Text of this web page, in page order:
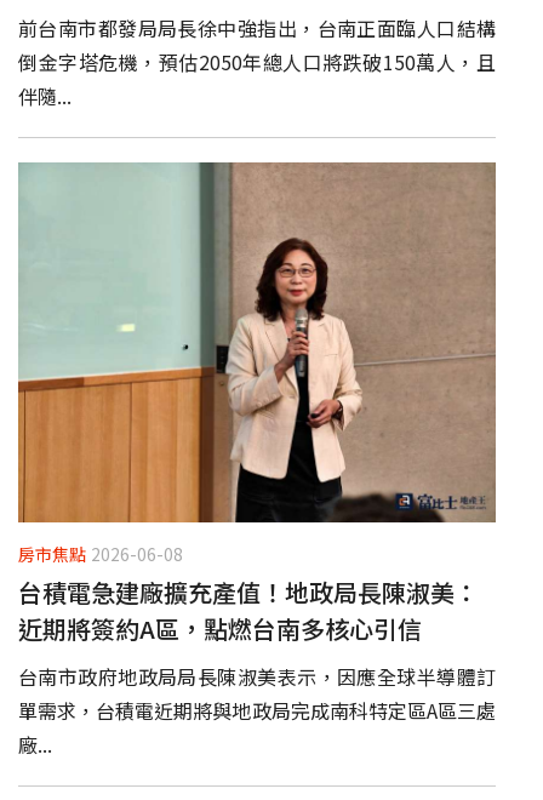
前台南市都發局局長徐中強指出，台南正面臨人口結構
倒金字塔危機，預估2050年總人口將跌破150萬人，且
伴隨...
房市焦點 2026-06-08
台積電急建廠擴充產值！地政局長陳淑美：
近期將簽約A區，點燃台南多核心引信
台南市政府地政局局長陳淑美表示，因應全球半導體訂
單需求，台積電近期將與地政局完成南科特定區A區三處
廠...